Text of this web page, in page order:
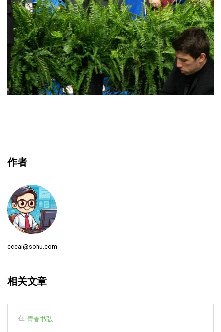
作者
cccai@sohu.com
相关文章
在 青春书弘